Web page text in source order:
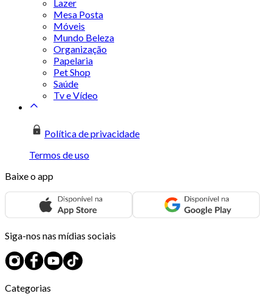
Lazer
Mesa Posta
Móveis
Mundo Beleza
Organização
Papelaria
Pet Shop
Saúde
Tv e Vídeo
Política de privacidade
Termos de uso
Baixe o app
Siga-nos nas mídias sociais
Categorias